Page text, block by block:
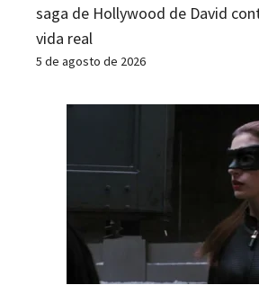
saga de Hollywood de David
vida real
5 de agosto de 2026